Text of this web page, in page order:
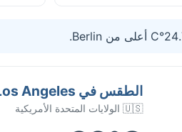
الطقس في Los Angeles
🇺🇸 الولايات المتحدة الأمريكية